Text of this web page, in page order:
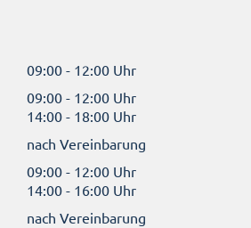
09:00 - 12:00 Uhr
09:00 - 12:00 Uhr
14:00 - 18:00 Uhr
nach Vereinbarung
09:00 - 12:00 Uhr
14:00 - 16:00 Uhr
nach Vereinbarung